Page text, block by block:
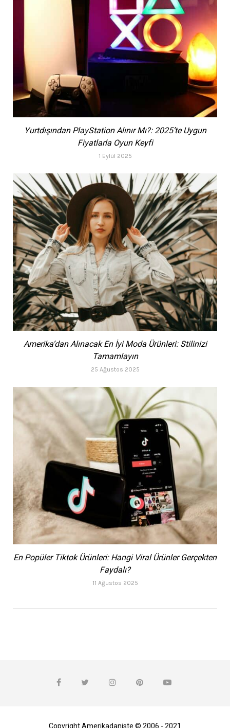
Yurtdışından PlayStation Alınır Mı?: 2025’te Uygun
Fiyatlarla Oyun Keyfi
1 Eylül 2025
Amerika’dan Alınacak En İyi Moda Ürünleri: Stilinizi
Tamamlayın
25 Ağustos 2025
En Popüler Tiktok Ürünleri: Hangi Viral Ürünler Gerçekten
Faydalı?
11 Ağustos 2025
Copyright Amerikadaniste © 2006 - 2021